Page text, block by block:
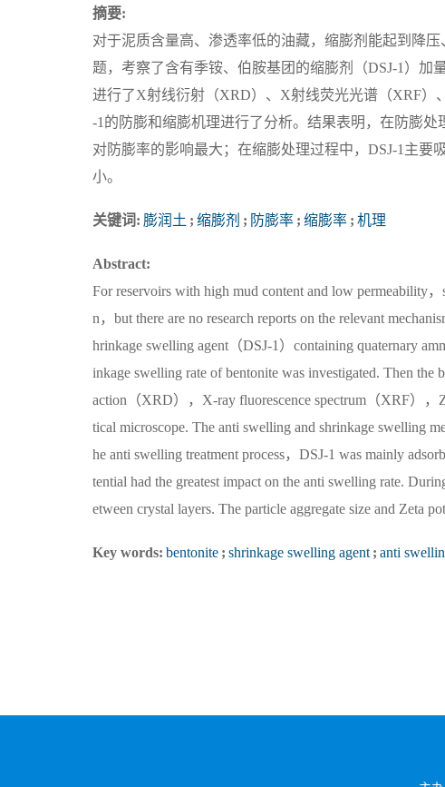
摘要:
对于泥质含量高、渗透率低的油藏，缩膨剂能起到降
题，考察了含有季铵、伯胺基团的缩膨剂（DSJ-1）
进行了X射线衍射（XRD）、X射线荧光光谱（XRF）
-1的防膨和缩膨机理进行了分析。结果表明，在防膨处
对防膨率的影响最大；在缩膨处理过程中，DSJ-1主要
小。
关键词: 膨润土 ; 缩膨剂 ; 防膨率 ; 缩膨率 ; 机理
Abstract:
For reservoirs with high mud content and low permeability
n，but there are no research reports on the relevant
hrinkage swelling agent（DSJ-1）containing quaternary
inkage swelling rate of bentonite was investigated. Then the
action（XRD），X-ray fluorescence spectrum（XRF），
tical microscope. The anti swelling and shrinkage swelling
he anti swelling treatment process，DSJ-1 was mainly
tential had the greatest impact on the anti swelling rate.
etween crystal layers. The particle aggregate size and Zeta
Key words: bentonite ; shrinkage swelling agent ; anti